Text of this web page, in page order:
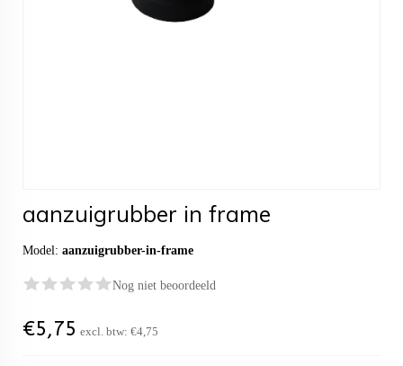
aanzuigrubber in frame
Model: aanzuigrubber-in-frame
Nog niet beoordeeld
€5,75 excl. btw: €4,75